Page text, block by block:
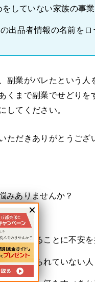
をしていない家族の事
出品者情報の名前をロ
副業がバレたという人
くまで副業でせどりを
してください。
ただきありがとうござ
みありませんか？
を続けることに不安を
果を得られていない人